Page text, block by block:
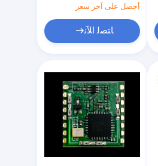
أحصل على آخر سعر
ﺎﺘﺼﻟ ﺍﻶﻧ